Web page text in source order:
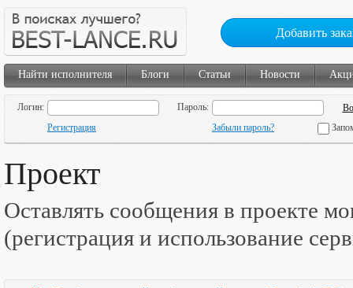
Добавить
Найти исполнителя Блоги Статьи Новости
Логин:
Пароль:
Регистрация
Забыли пароль?
Проект
Оставлять сообщения в проекте
(регистрация и использование